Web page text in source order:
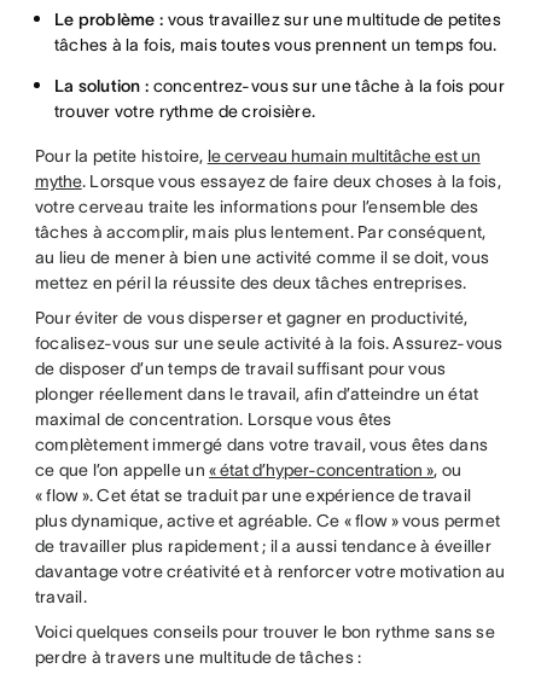
Le problème : vous travaillez sur une multitude de petites
tâches à la fois, mais toutes vous prennent un temps fou.
La solution : concentrez-vous sur une tâche à la fois pour
trouver votre rythme de croisière.
Pour la petite histoire, le cerveau humain multitâche est un
mythe. Lorsque vous essayez de faire deux choses à la fois,
votre cerveau traite les informations pour l’ensemble des
tâches à accomplir, mais plus lentement. Par conséquent,
au lieu de mener à bien une activité comme il se doit, vous
mettez en péril la réussite des deux tâches entreprises.
Pour éviter de vous disperser et gagner en productivité,
focalisez-vous sur une seule activité à la fois. Assurez-vous
de disposer d’un temps de travail suffisant pour vous
plonger réellement dans le travail, afin d’atteindre un état
maximal de concentration. Lorsque vous êtes
complètement immergé dans votre travail, vous êtes dans
ce que l’on appelle un« état d’hyper-concentration », ou
« flow ». Cet état se traduit par une expérience de travail
plus dynamique, active et agréable. Ce « flow » vous permet
de travailler plus rapidement ; il a aussi tendance à éveiller
davantage votre créativité et à renforcer votre motivation au
travail.
Voici quelques conseils pour trouver le bon rythme sans se
perdre à travers une multitude de tâches :